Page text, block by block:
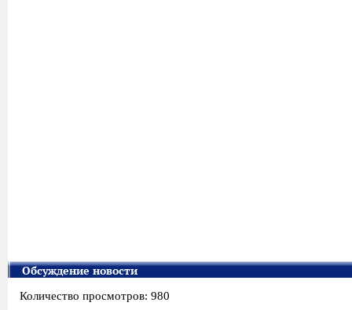
Обсуждение новости
Количество просмотров: 980